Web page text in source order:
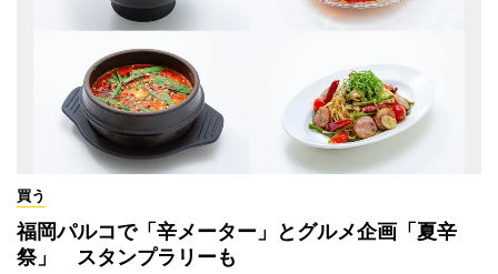
買う
福岡パルコで「辛メーター」とグルメ企画「夏辛
祭」 スタンプラリーも